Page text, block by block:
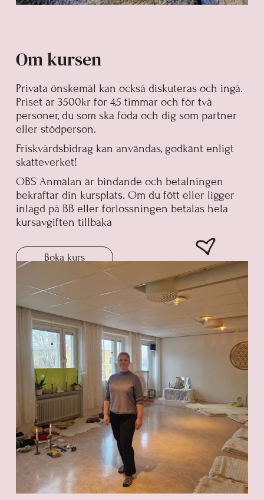
Om kursen
Privata önskemål kan också diskuteras och ingå.
Priset är 3500kr för 4,5 timmar och för två
personer, du som ska föda och dig som partner
eller stödperson.
Friskvårdsbidrag kan användas, godkänt enligt
skatteverket!
OBS Anmälan är bindande och betalningen
bekräftar din kursplats. Om du fött eller ligger
inlagd på BB eller förlossningen betalas hela
kursavgiften tillbaka
Boka kurs